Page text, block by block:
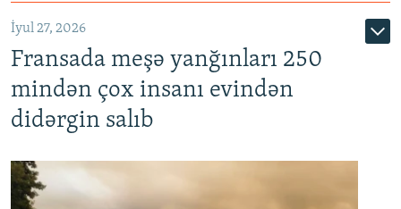
İyul 27, 2026
Fransada meşə yanğınları 250
mindən çox insanı evindən
didərgin salıb